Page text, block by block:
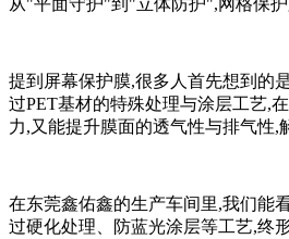
从"平面守护"到"立体防护",网格保
提到屏幕保护膜,很多人首先想到的
过PET基材的特殊处理与涂层工艺,
力,又能提升膜面的透气性与排气性
在东莞鑫佑鑫的生产车间里,我们能
过硬化处理、防蓝光涂层等工艺,终